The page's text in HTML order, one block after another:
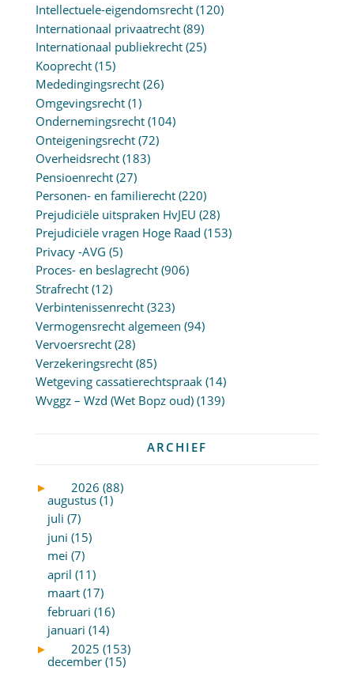
Intellectuele-eigendomsrecht(120)
Internationaal privaatrecht(89)
Internationaal publiekrecht(25)
Kooprecht(15)
Mededingingsrecht(26)
Omgevingsrecht(1)
Ondernemingsrecht(104)
Onteigeningsrecht(72)
Overheidsrecht(183)
Pensioenrecht(27)
Personen- en familierecht(220)
Prejudiciële uitspraken HvJEU (28)
Prejudiciële vragen Hoge Raad (153)
Privacy -AVG (5)
Proces- en beslagrecht(906)
Strafrecht(12)
Verbintenissenrecht(323)
Vermogensrecht algemeen (94)
Vervoersrecht(28)
Verzekeringsrecht(85)
Wetgeving cassatierechtspraak(14)
Wvggz – Wzd (Wet Bopz oud)(139)
ARCHIEF
►
2026 (88)
augustus (1)
juli (7)
juni (15)
mei (7)
april (11)
maart (17)
februari (16)
januari (14)
►
2025 (153)
december (15)